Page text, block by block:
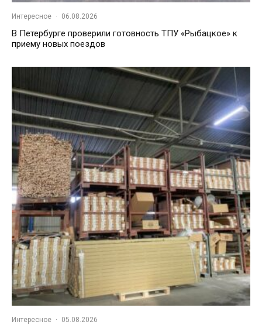
Интересное · 06.08.2026
В Петербурге проверили готовность ТПУ «Рыбацкое» к
приему новых поездов
Интересное · 05.08.2026